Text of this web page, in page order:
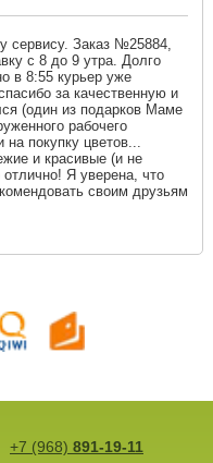
сервису. Заказ №25884,
с 8 до 9 утра. Долго
в 8:55 курьер уже
за качественную и
(один из подарков Маме
рабочего
покупку цветов...
и красивые (и не
Я уверена, что
своим друзьям
+7 (968) 891-19-11